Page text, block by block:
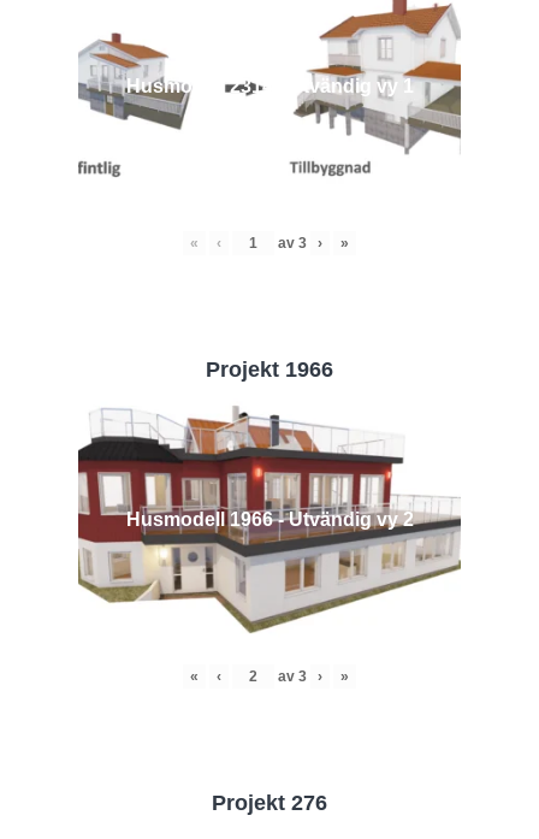
Husmodell 2314 - Utvändig vy 1
« ‹ av 3 › »
Projekt 1966
Husmodell 1966 - Utvändig vy 2
« ‹ av 3 › »
Projekt 276